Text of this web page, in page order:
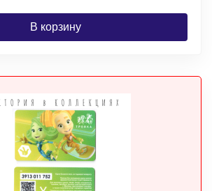
В корзину